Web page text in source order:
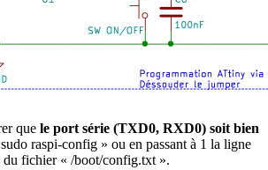
que le port série (TXD0, RXD0) soit bien
raspi-config » ou en passant à 1 la ligne
du fichier « /boot/config.txt ».